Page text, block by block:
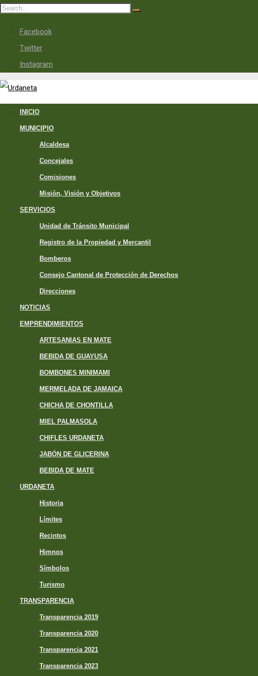
Facebook
Twitter
Instagram
INICIO
MUNICIPIO
Alcaldesa
Concejales
Comisiones
Misión, Visión y Objetivos
SERVICIOS
Unidad de Tránsito Municipal
Registro de la Propiedad y Mercantil
Bomberos
Consejo Cantonal de Protección de Derechos
Direcciones
NOTICIAS
EMPRENDIMIENTOS
ARTESANIAS EN MATE
BEBIDA DE GUAYUSA
BOMBONES MINIMAMI
MERMELADA DE JAMAICA
CHICHA DE CHONTILLA
MIEL PALMASOLA
CHIFLES URDANETA
JABÓN DE GLICERINA
BEBIDA DE MATE
URDANETA
Historia
Límites
Recintos
Himnos
Símbolos
Turismo
TRANSPARENCIA
Transparencia 2019
Transparencia 2020
Transparencia 2021
Transparencia 2023